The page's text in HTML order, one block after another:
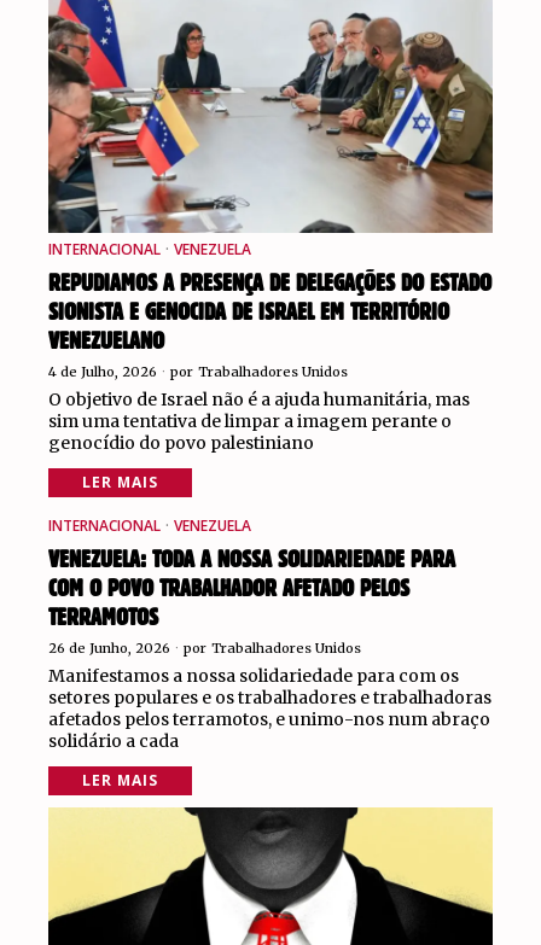
INTERNACIONAL · VENEZUELA
REPUDIAMOS A PRESENÇA DE DELEGAÇÕES DO ESTADO
SIONISTA E GENOCIDA DE ISRAEL EM TERRITÓRIO
VENEZUELANO
4 de Julho, 2026 por Trabalhadores Unidos
O objetivo de Israel não é a ajuda humanitária, mas
sim uma tentativa de limpar a imagem perante o
genocídio do povo palestiniano
LER MAIS
INTERNACIONAL · VENEZUELA
VENEZUELA: TODA A NOSSA SOLIDARIEDADE PARA
COM O POVO TRABALHADOR AFETADO PELOS
TERRAMOTOS
26 de Junho, 2026 por Trabalhadores Unidos
Manifestamos a nossa solidariedade para com os
setores populares e os trabalhadores e trabalhadoras
afetados pelos terramotos, e unimo-nos num abraço
solidário a cada
LER MAIS